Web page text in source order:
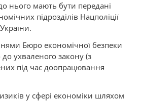
до нього мають бути передані
підрозділів Нацполіції
Бюро економічної безпеки
ухваленого закону (з
під час доопрацювання
у сфері економіки шляхом